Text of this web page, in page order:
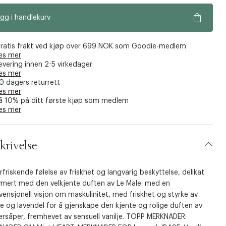
i handlekurv
frakt ved kjøp over 699 NOK som Goodie-medlem
mer
innen 2-5 virkedager
mer
dagers returrett
mer
10% på ditt første kjøp som medlem
mer
følelse av friskhet og langvarig beskyttelse, delikat
med den velkjente duften av Le Male: med en
visjon om maskulinitet, med friskhet og styrke av
og lavendel for å gjenskape den kjente og rolige duften av
fremhevet av sensuell vanilje. TOPP MERKNADER: